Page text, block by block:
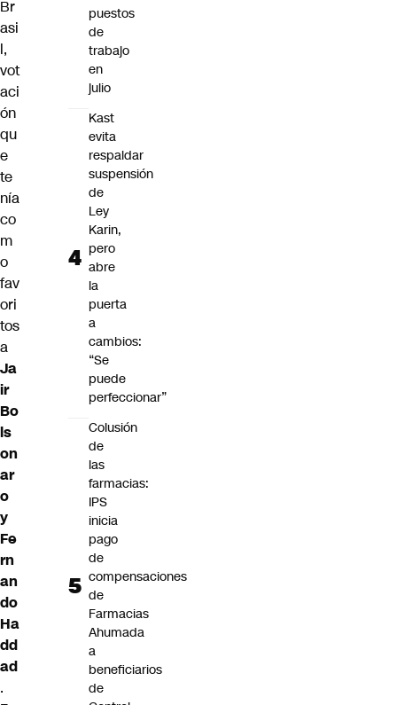
Br
asi
l,
vot
aci
ón
qu
e
te
nía
co
m
o
fav
ori
tos
a
Ja
ir
Bo
ls
on
ar
o
y
Fe
rn
an
do
Ha
dd
ad
.
puestos
de
trabajo
en
julio
Kast
evita
respaldar
suspensión
de
Ley
Karin,
pero
abre
la
puerta
a
cambios:
“Se
puede
perfeccionar”
Colusión
de
las
farmacias:
IPS
inicia
pago
de
compensaciones
de
Farmacias
Ahumada
a
beneficiarios
de